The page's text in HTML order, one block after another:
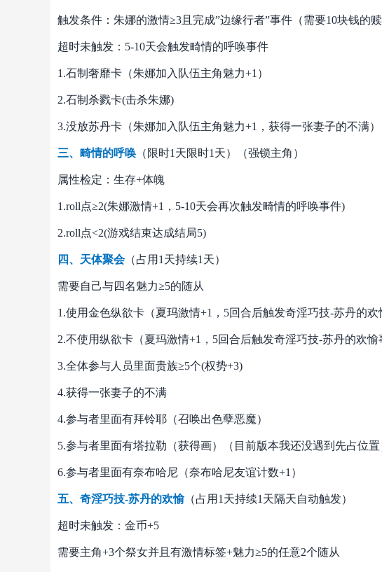
触发条件：朱娜的激情≥3且完成”边缘行者”事件（需要10块钱的
超时未触发：5-10天会触发畸情的呼唤事件
1.石制奢靡卡（朱娜加入队伍主角魅力+1）
2.石制杀戮卡(击杀朱娜)
3.没放苏丹卡（朱娜加入队伍主角魅力+1，获得一张妻子的不满）
三、畸情的呼唤（限时1天限时1天）（强锁主角）
属性检定：生存+体魄
1.roll点≥2(朱娜激情+1，5-10天会再次触发畸情的呼唤事件)
2.roll点<2(游戏结束达成结局5)
四、天体聚会（占用1天持续1天）
需要自己与四名魅力≥5的随从
1.使用金色纵欲卡（夏玛激情+1，5回合后触发奇淫巧技-苏丹的欢
2.不使用纵欲卡（夏玛激情+1，5回合后触发奇淫巧技-苏丹的欢愉
3.全体参与人员里面贵族≥5个(权势+3)
4.获得一张妻子的不满
4.参与者里面有拜铃耶（召唤出色孽恶魔）
5.参与者里面有塔拉勒（获得画）（目前版本我还没遇到先占位置
6.参与者里面有奈布哈尼（奈布哈尼友谊计数+1）
五、奇淫巧技-苏丹的欢愉（占用1天持续1天隔天自动触发）
超时未触发：金币+5
需要主角+3个祭女并且有激情标签+魅力≥5的任意2个随从